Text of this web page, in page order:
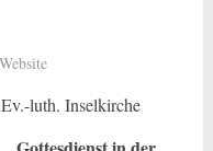
luth. Inselkirche